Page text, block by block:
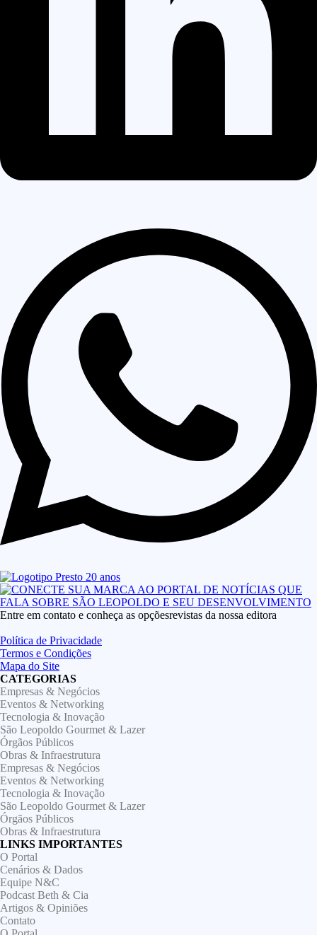
Entre em contato e conheça as opçõesrevistas da nossa editora
Política de Privacidade
Termos e Condições
Mapa do Site
CATEGORIAS
Empresas & Negócios
Eventos & Networking
Tecnologia & Inovação
São Leopoldo Gourmet & Lazer
Órgãos Públicos
Obras & Infraestrutura
Empresas & Negócios
Eventos & Networking
Tecnologia & Inovação
São Leopoldo Gourmet & Lazer
Órgãos Públicos
Obras & Infraestrutura
LINKS IMPORTANTES
O Portal
Cenários & Dados
Equipe N&C
Podcast Beth & Cia
Artigos & Opiniões
Contato